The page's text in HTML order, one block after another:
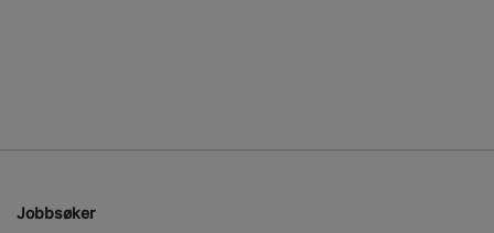
Jobbsøker